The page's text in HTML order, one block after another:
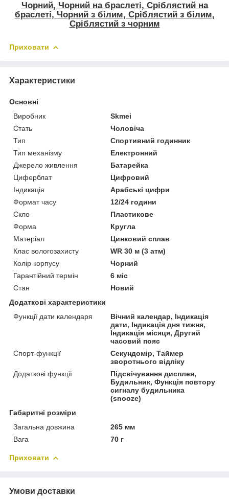
Чорний, Чорний на браслеті, Сріблястий на
браслеті, Чорний з білим, Сріблястий з білим,
Сріблястий з чорним
Приховати
Характеристики
Основні
Виробник
Skmei
Стать
Чоловіча
Тип
Спортивний годинник
Тип механізму
Електронний
Джерело живлення
Батарейка
Циферблат
Цифровий
Індикація
Арабські цифри
Формат часу
12/24 години
Скло
Пластикове
Форма
Кругла
Матеріал
Цинковий сплав
Клас вологозахисту
WR 30 м (3 атм)
Колір корпусу
Чорний
Гарантійний термін
6 міс
Стан
Новий
Додаткові характеристики
Функції дати календаря
Вічний календар, Індикація
дати, Індикація дня тижня,
Індикація місяця, Другий
часовий пояс
Спорт-функції
Секундомір, Таймер
зворотнього відліку
Додаткові функції
Підсвічування дисплея,
Будильник, Функція повтору
сигналу будильника
(snooze)
Габаритні розміри
Загальна довжина
265 мм
Вага
70 г
Приховати
Умови доставки